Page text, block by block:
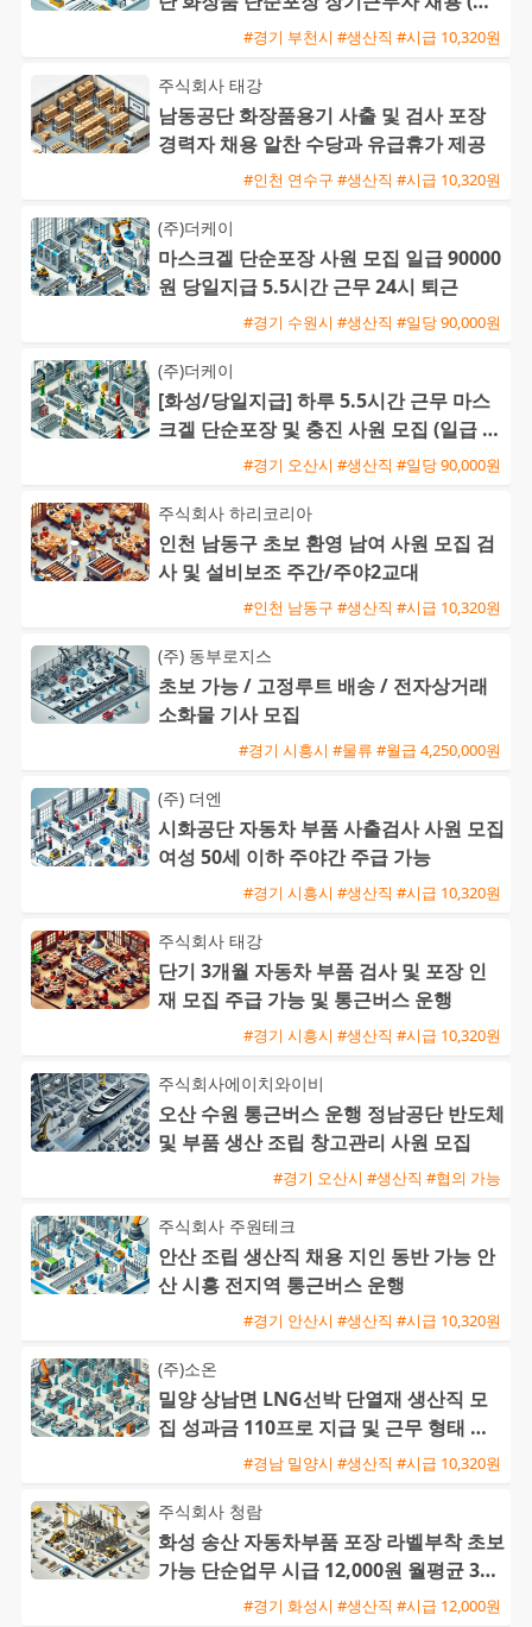
#경기 부천시 #생산직 #시급 10,320원
주식회사 태강
남동공단 화장품용기 사출 및 검사 포장
경력자 채용 알찬 수당과 유급휴가 제공
#인천 연수구 #생산직 #시급 10,320원
(주)더케이
마스크겔 단순포장 사원 모집 일급 90000
원 당일지급 5.5시간 근무 24시 퇴근
#경기 수원시 #생산직 #일당 90,000원
(주)더케이
[화성/당일지급] 하루 5.5시간 근무 마스
크겔 단순포장 및 충진 사원 모집 (일급 9
#경기 오산시 #생산직 #일당 90,000원
주식회사 하리코리아
인천 남동구 초보 환영 남여 사원 모집 검
사 및 설비보조 주간/주야2교대
#인천 남동구 #생산직 #시급 10,320원
(주) 동부로지스
초보 가능 / 고정루트 배송 / 전자상거래
소화물 기사 모집
#경기 시흥시 #물류 #월급 4,250,000원
(주) 더엔
시화공단 자동차 부품 사출검사 사원 모집
여성 50세 이하 주야간 주급 가능
#경기 시흥시 #생산직 #시급 10,320원
주식회사 태강
단기 3개월 자동차 부품 검사 및 포장 인
재 모집 주급 가능 및 통근버스 운행
#경기 시흥시 #생산직 #시급 10,320원
주식회사에이치와이비
오산 수원 통근버스 운행 정남공단 반도체
및 부품 생산 조립 창고관리 사원 모집
#경기 오산시 #생산직 #협의 가능
주식회사 주원테크
안산 조립 생산직 채용 지인 동반 가능 안
산 시흥 전지역 통근버스 운행
#경기 안산시 #생산직 #시급 10,320원
(주)소온
밀양 상남면 LNG선박 단열재 생산직 모
집 성과금 110프로 지급 및 근무 형태 선
#경남 밀양시 #생산직 #시급 10,320원
주식회사 청람
화성 송산 자동차부품 포장 라벨부착 초보
가능 단순업무 시급 12,000원 월평균 300
#경기 화성시 #생산직 #시급 12,000원